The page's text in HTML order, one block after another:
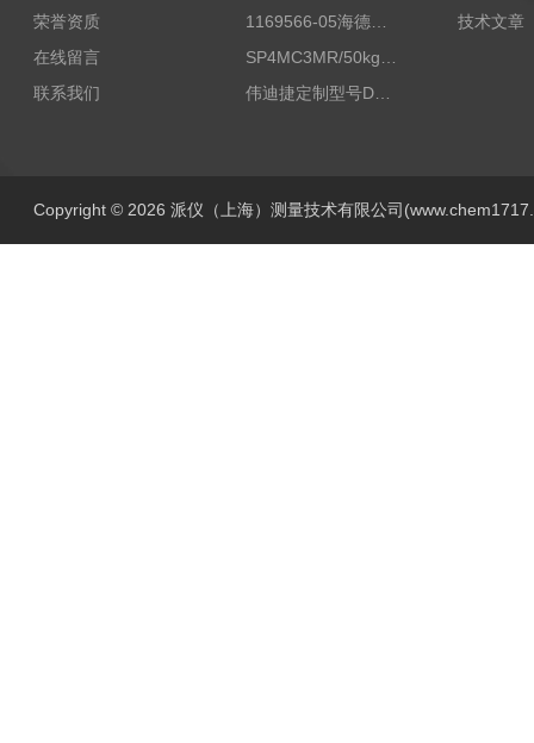
荣誉资质
在线留言
联系我们
1169566-05海德汉西门子编码器现货
伟迪捷定制型号DHM506-5000-002
技术文章
Copyright © 2026 派仪（上海）测量技术有限公司